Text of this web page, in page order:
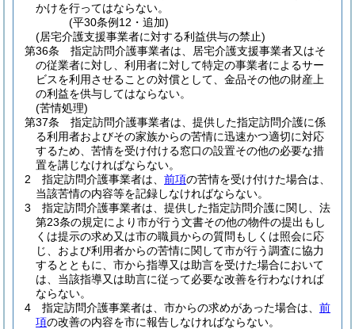
かけを行ってはならない。
(平30条例12・追加)
(居宅介護支援事業者に対する利益供与の禁止)
第36条
指定訪問介護事業者は、居宅介護支援事業者又はそ
の従業者に対し、利用者に対して特定の事業者によるサー
ビスを利用させることの対償として、金品その他の財産上
の利益を供与してはならない。
(苦情処理)
第37条
指定訪問介護事業者は、提供した指定訪問介護に係
る利用者およびその家族からの苦情に迅速かつ適切に対応
するため、苦情を受け付ける窓口の設置その他の必要な措
置を講じなければならない。
2
指定訪問介護事業者は、 前項の苦情を受け付けた場合は、
当該苦情の内容等を記録しなければならない。
3
指定訪問介護事業者は、提供した指定訪問介護に関し、法
第23条の規定により市が行う文書その他の物件の提出もし
くは提示の求め又は市の職員からの質問もしくは照会に応
じ、および利用者からの苦情に関して市が行う調査に協力
するとともに、市から指導又は助言を受けた場合において
は、当該指導又は助言に従って必要な改善を行わなければ
ならない。
4
指定訪問介護事業者は、市からの求めがあった場合は、 前
項の改善の内容を市に報告しなければならない。